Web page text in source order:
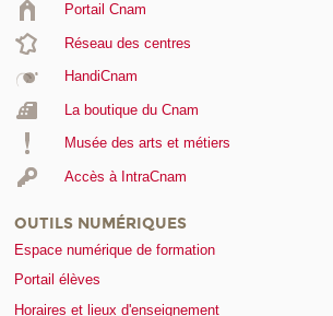
Portail Cnam
Réseau des centres
HandiCnam
La boutique du Cnam
Musée des arts et métiers
Accès à IntraCnam
OUTILS NUMÉRIQUES
Espace numérique de formation
Portail élèves
Horaires et lieux d'enseignement